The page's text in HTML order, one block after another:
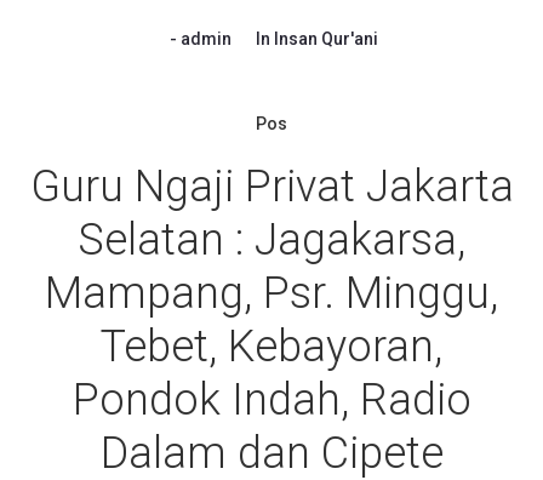
admin In Insan Qur'ani
Pos
Guru Ngaji Privat Jakarta
Selatan : Jagakarsa,
Mampang, Psr. Minggu,
Tebet, Kebayoran,
Pondok Indah, Radio
Dalam dan Cipete